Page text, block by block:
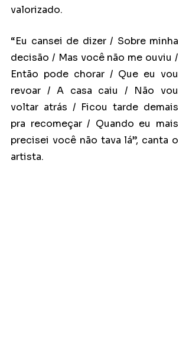
valorizado.
“Eu cansei de dizer / Sobre minha
decisão / Mas você não me ouviu /
Então pode chorar / Que eu vou
revoar / A casa caiu / Não vou
voltar atrás / Ficou tarde demais
pra recomeçar / Quando eu mais
precisei você não tava lá”, canta o
artista.